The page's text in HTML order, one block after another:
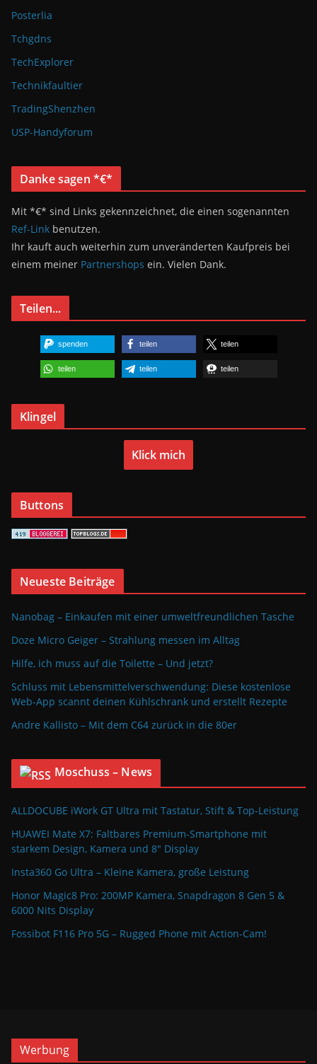
Posterlia
Tchgdns
TechExplorer
Technikfaultier
TradingShenzhen
USP-Handyforum
Danke sagen *€*
Mit *€* sind Links gekennzeichnet, die einen sogenannten
Ref-Link benutzen.
Ihr kauft auch weiterhin zum unveränderten Kaufpreis bei
einem meiner Partnershops ein. Vielen Dank.
Teilen...
spenden teilen teilen
teilen teilen teilen
Klingel
Klick mich
Buttons
Neueste Beiträge
Nanobag – Einkaufen mit einer umweltfreundlichen Tasche
Doze Micro Geiger – Strahlung messen im Alltag
Hilfe, ich muss auf die Toilette – Und jetzt?
Schluss mit Lebensmittelverschwendung: Diese kostenlose
Web-App scannt deinen Kühlschrank und erstellt Rezepte
Andre Kallisto – Mit dem C64 zurück in die 80er
Moschuss – News
ALLDOCUBE iWork GT Ultra mit Tastatur, Stift & Top-Leistung
HUAWEI Mate X7: Faltbares Premium-Smartphone mit
starkem Design, Kamera und 8″ Display
Insta360 Go Ultra – Kleine Kamera, große Leistung
Honor Magic8 Pro: 200MP Kamera, Snapdragon 8 Gen 5 &
6000 Nits Display
Fossibot F116 Pro 5G – Rugged Phone mit Action-Cam!
Werbung